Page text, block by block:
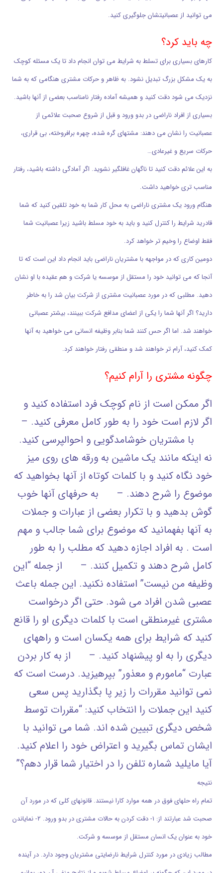
می توانید از عصبانیتشان جلوگیری کنید.
چه باید کرد؟
کارهای بسیاری برای تسلط به شرایط می توان انجام داد تا یک مسئله کوچک
به یک مشکل بزرگ تبدیل نشود. به ظاهر و حرکات مشتری هنگامی که به شما
نزدیک می شود دقت کنید و همیشه آماده رفتار نامناسب بعضی از آنها باشید.
بسیاری از افراد ناراضی در بدو ورود و قبل از شروع صحبت علائمی از
عصبانیت را نشان می دهند: مشتهای گره شده، چهره برافروخته، بی قراری،
حرکات سریع و غیرعادی…
به این علائم دقت کنید تا ناگهان غافلگیر نشوید. اگر آمادگی داشته باشید، رفتار
مناسب تری خواهید داشت.
هنگام ورود یک مشتری ناراضی به محل کار شما به خود تلقین کنید که شما
قادرید شرایط را کنترل کنید و باید به خود مسلط باشید زیرا عصبانیت شما
فقط اوضاع را وخیم تر خواهد کرد.
دومین کاری که در مواجهه با مشتریان ناراضی باید انجام داد این است که تا
آنجا که می توانید خود را مستقل از موسسه یا شرکت و هم عقیده با او نشان
دهید. مطلبی که در مورد عصبانیت مشتری از شرکت بیان شد را به خاطر
دارید؟ اگر آنها شما را یکی از اعضای مدافع شرکت ببینند، بیشتر عصبانی
خواهند شد. اما اگر حس کنند شما بنابر وظیفه انسانی می خواهید به آنها
کمک کنید، آرام تر خواهند شد و منطقی رفتار خواهند کرد.
چگونه مشتری را آرام کنیم؟
اگر ممکن است از نام کوچک فرد استفاده کنید و
اگر لازم است خود را به طور کامل معرفی کنید. –
با مشتریان خوشامدگویی و احوالپرسی کنید.
نه اینکه مانند یک ماشین به ورقه های روی میز
خود نگاه کنید و با کلمات کوتاه از آنها بخواهید که
موضوع را شرح دهند. – به حرفهای آنها خوب
گوش بدهید و با تکرار بعضی از عبارات و جملات
به آنها بفهمانید که موضوع برای شما جالب و مهم
است . به افراد اجازه دهید که مطلب را به طور
کامل شرح دهند و تکمیل کنند. – از جمله “این
وظیفه من نیست” استفاده نکنید. این جمله باعث
عصبی شدن افراد می شود. حتی اگر درخواست
مشتری غیرمنطقی است با کلمات دیگری او را قانع
کنید که شرایط برای همه یکسان است و راههای
دیگری را به او پیشنهاد کنید. – از به کار بردن
عبارت “مامورم و معذور” بپرهیزید. درست است که
نمی توانید مقررات را زیر پا بگذارید پس سعی
کنید این جملات را انتخاب کنید: “مقررات توسط
شخص دیگری تبیین شده اند. شما می توانید با
ایشان تماس بگیرید و اعتراض خود را اعلام کنید.
آیا مایلید شماره تلفن را در اختیار شما قرار دهم؟”
نتیجه
تمام راه حلهای فوق در همه موارد کارا نیستند. قانونهای کلی که در مورد آن
صحبت شد عبارتند از: ۱- دقت کردن به حالات مشتری در بدو ورود. ۲- نمایاندن
خود به عنوان یک انسان مستقل از موسسه و شرکت.
مطالب زیادی در مورد کنترل شرایط نارضایتی مشتریان وجود دارد. در آینده